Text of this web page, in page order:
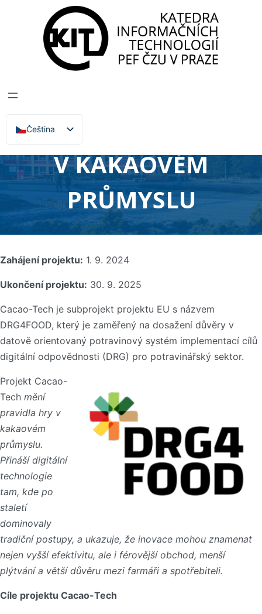
Čeština
English
Katedra informačních technologií >Projekty
Cacao-Tech: Digitální revoluce v kakaovém
průmyslu
DIGITÁLNÍ REVOLUCE
V KAKAOVÉM
PRŮMYSLU
Zahájení projektu: 1. 9. 2024
Ukončení projektu: 30. 9. 2025
Cacao-Tech je subprojekt projektu EU s názvem
DRG4FOOD, který je zaměřený na dosažení důvěry v
datově orientovaný potravinový systém implementací cílů
digitální odpovědnosti (DRG) pro potravinářský sektor.
Projekt Cacao-
Tech mění
pravidla hry v
kakaovém
průmyslu.
Přináší digitální
technologie
tam, kde po
staletí
dominovaly
tradiční postupy, a ukazuje, že inovace mohou znamenat
nejen vyšší efektivitu, ale i férovější obchod, menší
plýtvání a větší důvěru mezi farmáři a spotřebiteli.
Cíle projektu Cacao-Tech